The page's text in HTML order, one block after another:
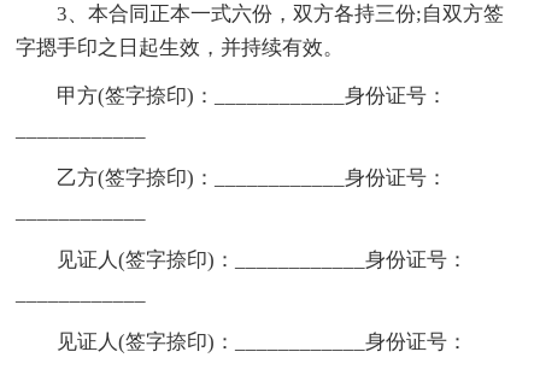
3、本合同正本一式六份，双方各持三份;自双方签
字摁手印之日起生效，并持续有效。
甲方(签字捺印)：____________身份证号：
乙方(签字捺印)：____________身份证号：
见证人(签字捺印)：____________身份证号：
见证人(签字捺印)：____________身份证号：